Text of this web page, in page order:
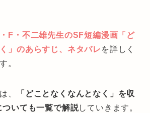
F・不二雄先生のSF短編漫画「ど
」のあらすじ、ネタバレ を詳しく
。
、
「どことなくなんとなく」を収
いても一覧で解説していきます。